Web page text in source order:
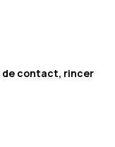
de contact, rincer